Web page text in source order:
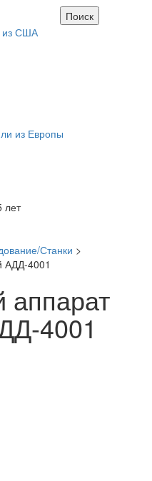
из США
из Европы
лет
Станки >
АДД-4001
аппарат
4001